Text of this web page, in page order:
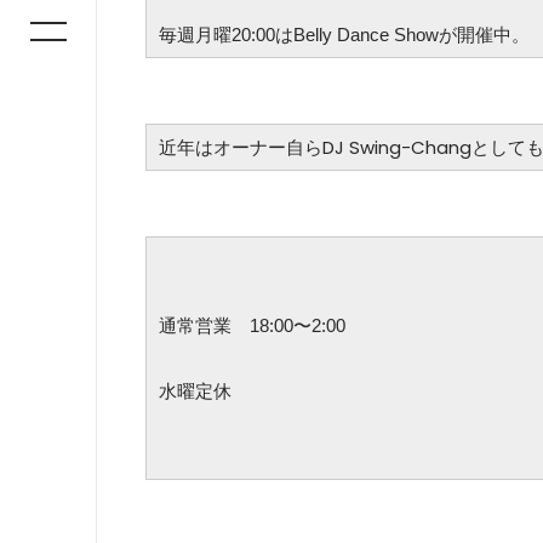
毎週月曜20:00はBelly Dance Showが開催中。
近年はオーナー自らDJ Swing-Changとして
通常営業 18:00〜2:00
水曜定休